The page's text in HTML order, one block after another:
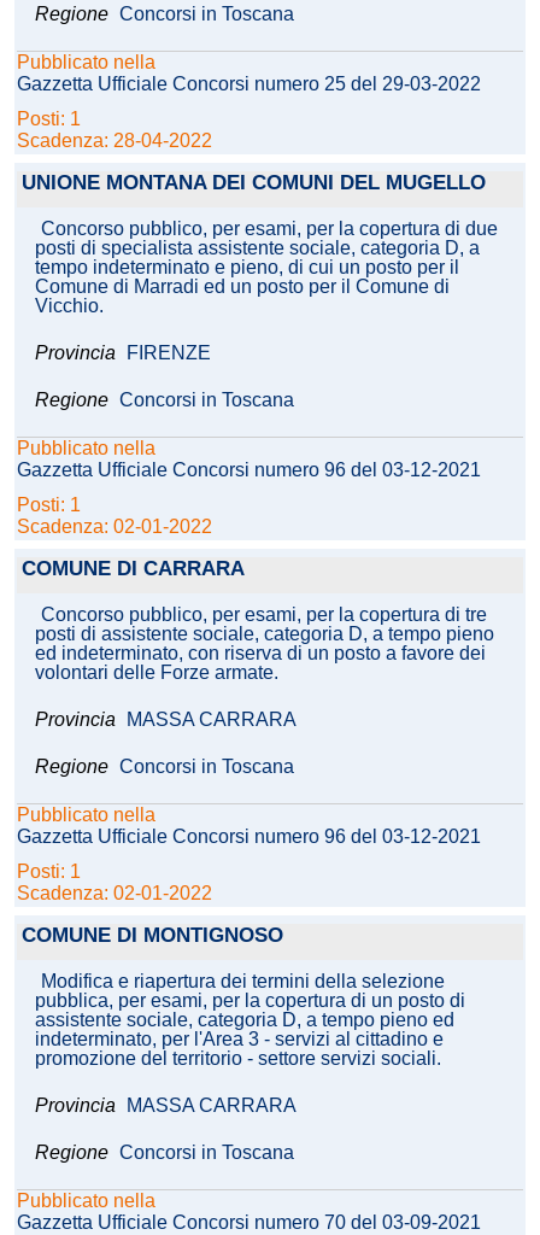
Regione Concorsi in Toscana
Pubblicato nella
Gazzetta Ufficiale Concorsi numero 25 del 29-03-2022
Posti: 1
Scadenza: 28-04-2022
UNIONE MONTANA DEI COMUNI DEL MUGELLO
Concorso pubblico, per esami, per la copertura di due
posti di specialista assistente sociale, categoria D, a
tempo indeterminato e pieno, di cui un posto per il
Comune di Marradi ed un posto per il Comune di
Vicchio.
Provincia FIRENZE
Regione Concorsi in Toscana
Pubblicato nella
Gazzetta Ufficiale Concorsi numero 96 del 03-12-2021
Posti: 1
Scadenza: 02-01-2022
COMUNE DI CARRARA
Concorso pubblico, per esami, per la copertura di tre
posti di assistente sociale, categoria D, a tempo pieno
ed indeterminato, con riserva di un posto a favore dei
volontari delle Forze armate.
Provincia MASSA CARRARA
Regione Concorsi in Toscana
Pubblicato nella
Gazzetta Ufficiale Concorsi numero 96 del 03-12-2021
Posti: 1
Scadenza: 02-01-2022
COMUNE DI MONTIGNOSO
Modifica e riapertura dei termini della selezione
pubblica, per esami, per la copertura di un posto di
assistente sociale, categoria D, a tempo pieno ed
indeterminato, per l'Area 3 - servizi al cittadino e
promozione del territorio - settore servizi sociali.
Provincia MASSA CARRARA
Regione Concorsi in Toscana
Pubblicato nella
Gazzetta Ufficiale Concorsi numero 70 del 03-09-2021